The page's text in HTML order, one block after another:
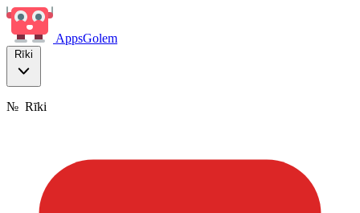
AppsGolem
Rīki
№ Rīki